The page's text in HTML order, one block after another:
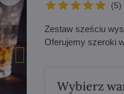
(5)
Zestaw sześciu
Oferujemy szeroki
Wybierz